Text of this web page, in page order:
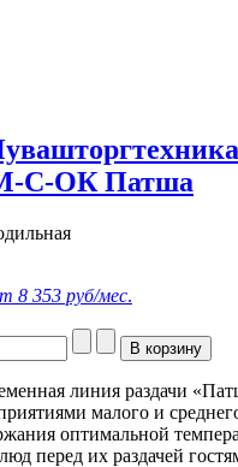
С-ОК Патша
8 353 руб/мес.
линия раздачи
малого и
оптимальной
перед их раздачей